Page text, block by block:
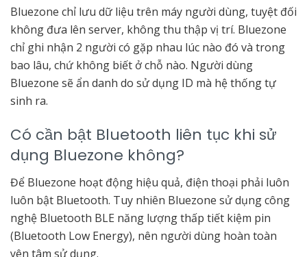
Bluezone chỉ lưu dữ liệu trên máy người dùng, tuyệt đối
không đưa lên server, không thu thập vị trí. Bluezone
chỉ ghi nhận 2 người có gặp nhau lúc nào đó và trong
bao lâu, chứ không biết ở chỗ nào. Người dùng
Bluezone sẽ ẩn danh do sử dụng ID mà hệ thống tự
sinh ra.
Có cần bật Bluetooth liên tục khi sử
dụng Bluezone không?
Để Bluezone hoạt động hiệu quả, điện thoại phải luôn
luôn bật Bluetooth. Tuy nhiên Bluezone sử dụng công
nghệ Bluetooth BLE năng lượng thấp tiết kiệm pin
(Bluetooth Low Energy), nên người dùng hoàn toàn
yên tâm sử dụng.